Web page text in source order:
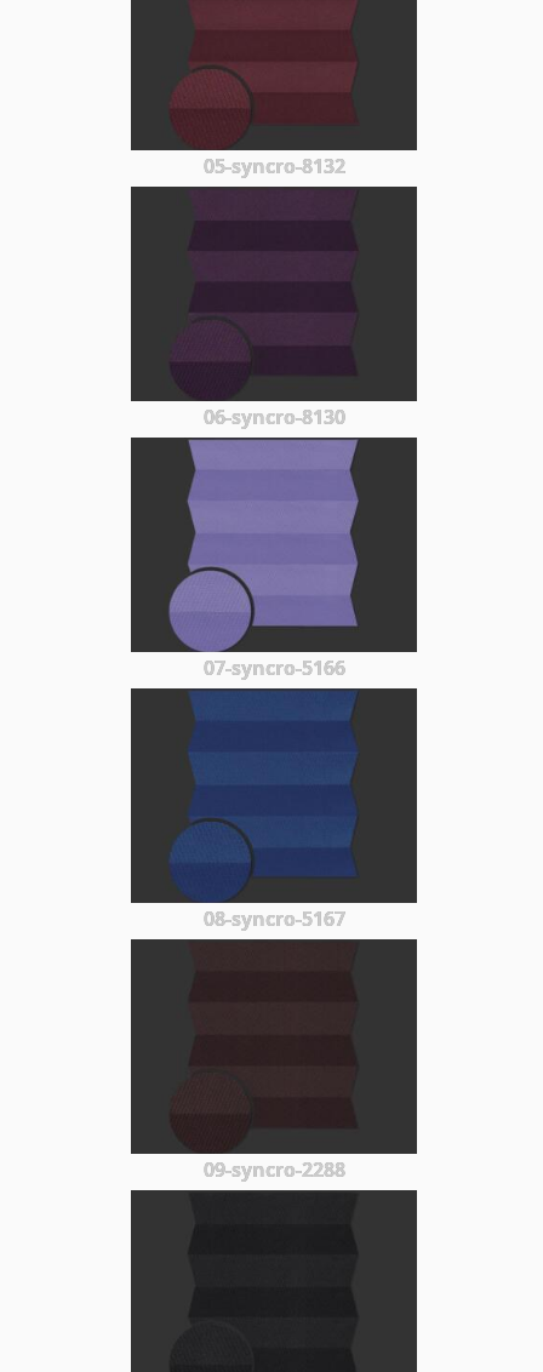
05-syncro-8132
06-syncro-8130
07-syncro-5166
08-syncro-5167
09-syncro-2288